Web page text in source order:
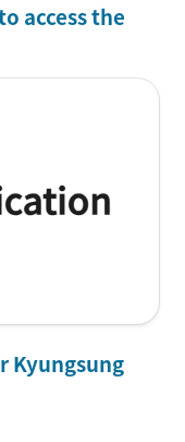
access the
Kyungsung